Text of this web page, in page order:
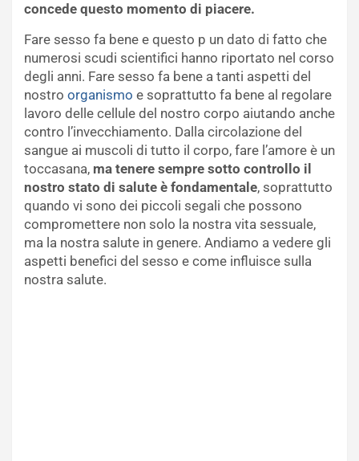
concede questo momento di piacere.
Fare sesso fa bene e questo p un dato di fatto che
numerosi scudi scientifici hanno riportato nel corso
degli anni. Fare sesso fa bene a tanti aspetti del
nostro organismo e soprattutto fa bene al regolare
lavoro delle cellule del nostro corpo aiutando anche
contro l’invecchiamento. Dalla circolazione del
sangue ai muscoli di tutto il corpo, fare l’amore è un
toccasana, ma tenere sempre sotto controllo il
nostro stato di salute è fondamentale, soprattutto
quando vi sono dei piccoli segali che possono
compromettere non solo la nostra vita sessuale,
ma la nostra salute in genere. Andiamo a vedere gli
aspetti benefici del sesso e come influisce sulla
nostra salute.